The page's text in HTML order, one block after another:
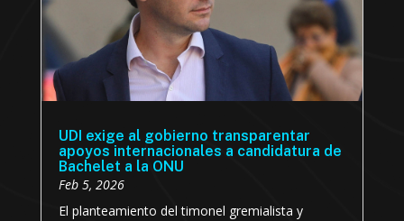
UDI exige al gobierno transparentar
apoyos internacionales a candidatura de
Bachelet a la ONU
Feb 5, 2026
El planteamiento del timonel gremialista y